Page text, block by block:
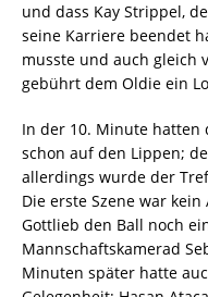
und dass Kay Strippel,
seine Karriere beendet
musste und auch gleich
gebührt dem Oldie ein
In der 10. Minute hatten
schon auf den Lippen;
allerdings wurde der
Die erste Szene war
Gottlieb den Ball noch
Mannschaftskamerad
Minuten später hatte